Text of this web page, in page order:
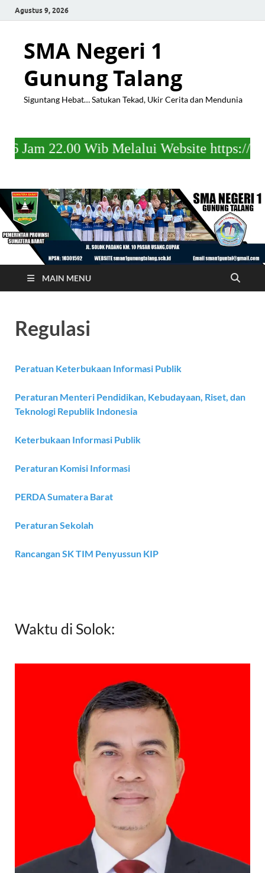
Agustus 9, 2026
SMA Negeri 1
Gunung Talang
Siguntang Hebat… Satukan Tekad, Ukir Cerita dan Mendunia
Melalui Website https://s.id/
MAIN MENU
Regulasi
Peratuan Keterbukaan Informasi Publik
Peraturan Menteri Pendidikan, Kebudayaan, Riset, dan
Teknologi Republik Indonesia
Keterbukaan Informasi Publik
Peraturan Komisi Informasi
PERDA Sumatera Barat
Peraturan Sekolah
Rancangan SK TIM Penyussun KIP
Waktu di Solok: